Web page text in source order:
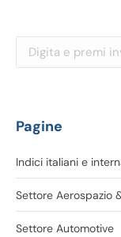
Cerca:
Pagine
Indici italiani e
Settore Aerospazio
Settore Automotive